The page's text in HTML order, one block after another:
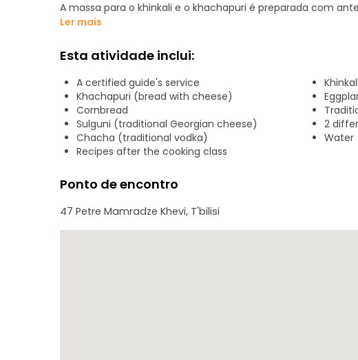
A massa para o khinkali e o khachapuri é preparada com
chegada, pois a massa do khinkali demora 2 horas a preparar
As fatias de beringela são fritas com antecedência, pois têm
nozes com as especiarias.
Como demora bastante tempo, preparamos tudo com
segunda parte da confeção dos pratos, que é mais
Por isso, é divertido. Depois de prepararmos toda a comida,
«Supra» à georgiana.
fantástico para os viajantes.
Depois, na aula de culinária, receberá as receitas de
Ler mais
Esta atividade inclui:
A certified guide's service
Khachapuri (bread with cheese)
Cornbread
Sulguni (traditional Georgian cheese)
2
Chacha (traditional vodka)
Water
Recipes after the cooking class
Ponto de encontro
47 Petre Mamradze Khevi, T'bilisi